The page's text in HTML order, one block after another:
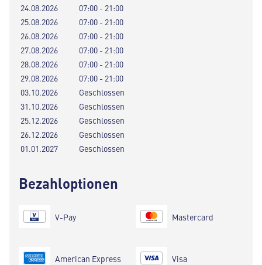
24.08.2026
07:00 - 21:00
25.08.2026
07:00 - 21:00
26.08.2026
07:00 - 21:00
27.08.2026
07:00 - 21:00
28.08.2026
07:00 - 21:00
29.08.2026
07:00 - 21:00
03.10.2026
Geschlossen
31.10.2026
Geschlossen
25.12.2026
Geschlossen
26.12.2026
Geschlossen
01.01.2027
Geschlossen
Bezahloptionen
V-Pay
American Express
Mastercard
Visa